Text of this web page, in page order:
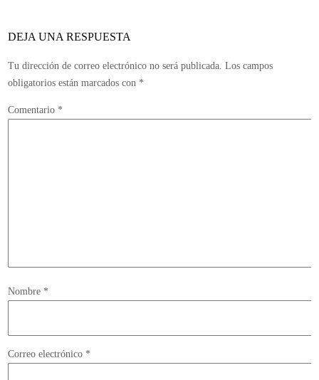
DEJA UNA RESPUESTA
Tu dirección de correo electrónico no será publicada. Los campos
obligatorios están marcados con *
Comentario *
Nombre *
Correo electrónico *